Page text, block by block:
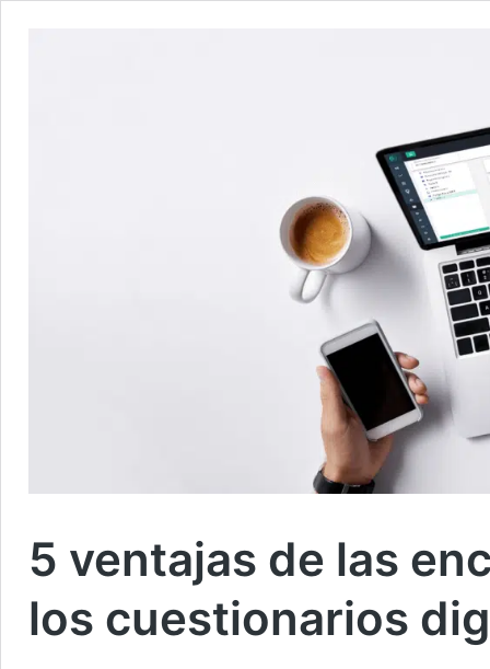
5 ventajas de las
los cuestionarios